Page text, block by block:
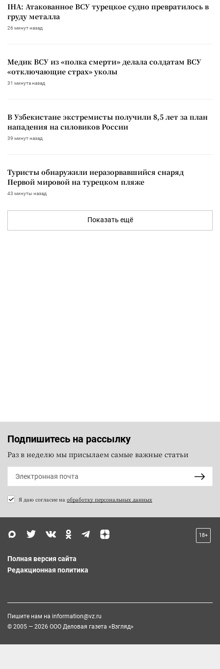
IHA: Атакованное ВСУ турецкое судно превратилось в
груду металла
26 минут назад
Медик ВСУ из «полка смерти» делала солдатам ВСУ
«отключающие страх» уколы
31 минута назад
В Узбекистане экстремисты получили 8,5 лет за план
нападения на силовиков России
39 минут назад
Туристы обнаружили неразорвавшийся снаряд
Первой мировой на турецком пляже
43 минуты назад
Показать ещё
Подпишитесь на рассылку
Раз в неделю мы присылаем самые важные статьи
Я даю согласие на обработку персональных данных
18+
Полная версия сайта
Редакционная политика
Пишите нам на information@vz.ru
© 2005 — 2026 ООО Деловая газета «Взгляд»